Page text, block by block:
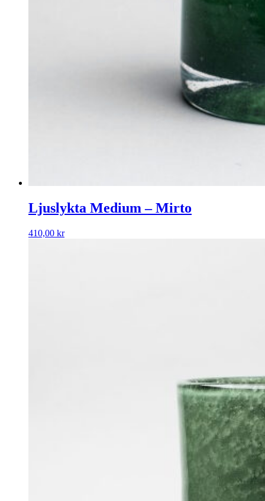
Ljuslykta Medium – Mirto
410,00 kr